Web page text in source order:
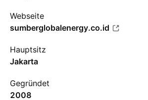
Webseite
sumberglobalenergy.co.id
Hauptsitz
Jakarta
Gegründet
2008